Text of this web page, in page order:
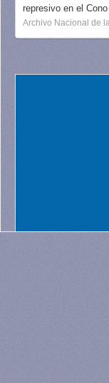
represivo en el
Archivo Nacional de